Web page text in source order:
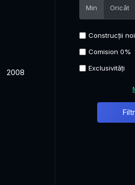
2008
Min
Construcții noi
Comision 0%
Exclusivități